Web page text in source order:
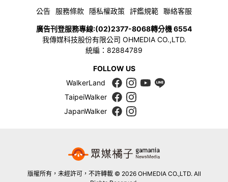
公告 服務條款 隱私權政策 評鑑規範 聯絡客服
廣告刊登服務專線:(02)2377-8068轉分機 6554
我傳媒科技股份有限公司 OHMEDIA CO.,LTD.
統編：82884789
FOLLOW US
WalkerLand
TaipeiWalker
JapanWalker
版權所有，未經許可，不許轉載 © 2026 OHMEDIA CO.,LTD. All